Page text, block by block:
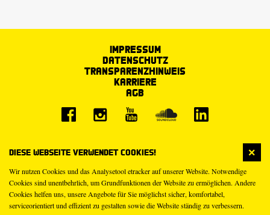
Diese Webseite verwendet Cookies!
Wir nutzen Cookies und das Analysetool etracker auf unserer Website. Notwendige
Cookies sind unentbehrlich, um Grundfunktionen der Website zu ermöglichen. Andere
Cookies helfen uns, unsere Angebote für Sie möglichst sicher, komfortabel,
serviceorientiert und effizient zu gestalten sowie die Website ständig zu verbessern.
Impressum
Datenschutz
Transparenzhinweis
Karriere
AGB